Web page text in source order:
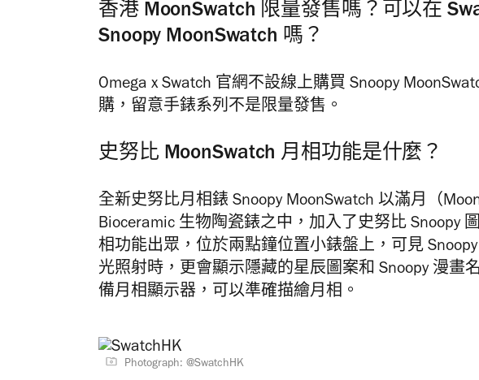
香港 MoonSwatch 限量發售嗎？可以在
Snoopy MoonSwatch 嗎？
Omega x Swatch 官網不設線上購買 Snoopy
購，留意手錶系列不是限量發售。
史努比 MoonSwatch 月相功能是什麼？
全新史努比月相錶 Snoopy MoonSwatch 以滿月（
Bioceramic 生物陶瓷錶之中，加入了史努比 Snoopy
相功能出眾，位於兩點鐘位置小錶盤上，可見
光照射時，更會顯示隱藏的星辰圖案和 Snoopy 漫畫
備月相顯示器，可以準確描繪月相。
Photograph: @SwatchHK